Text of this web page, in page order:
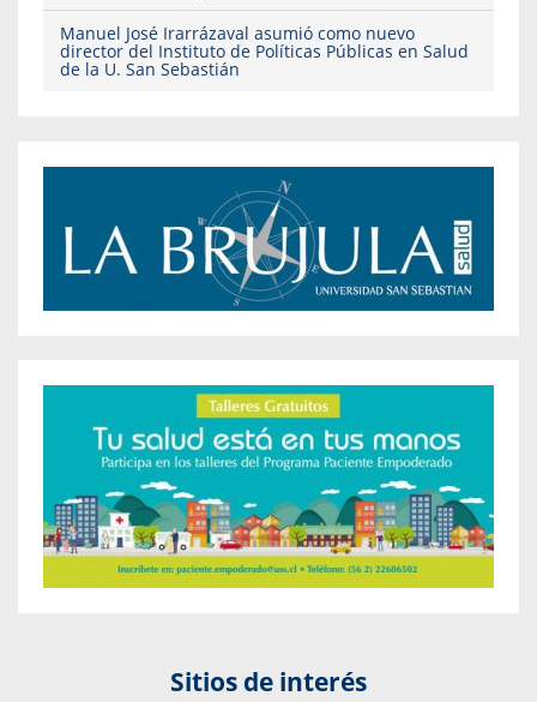
Manuel José Irarrázaval asumió como nuevo
director del Instituto de Políticas Públicas en Salud
de la U. San Sebastián
Sitios de interés